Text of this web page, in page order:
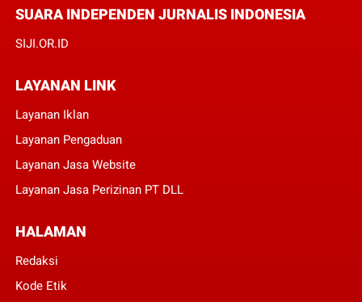
SUARA INDEPENDEN JURNALIS INDONESIA
SIJI.OR.ID
LAYANAN LINK
Layanan Iklan
Layanan Pengaduan
Layanan Jasa Website
Layanan Jasa Perizinan PT DLL
HALAMAN
Redaksi
Kode Etik